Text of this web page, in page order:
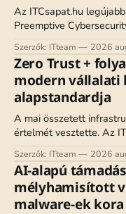
Az ITCsapat.hu
Preemptive
lehetővé a kockázatok
támadás bekövetkezte
Szerzők: ITteam 2026
Zero Trust +
modern vállalati
alapstandardja
A mai összetett
értelmét vesztette. Az
monitorozás a korszerű
standardja, és hogyan
Szerzők: ITteam 2026
AI-alapú
mélyhamisított
malware-ek kora